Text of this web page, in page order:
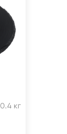
0.4 кг